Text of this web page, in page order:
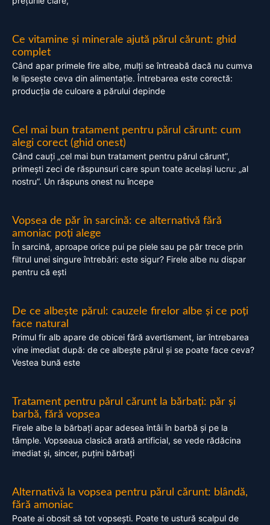
Ce vitamine și minerale ajută părul cărunt: ghid
complet
Când apar primele fire albe, mulți se întreabă dacă nu cumva
le lipsește ceva din alimentație. Întrebarea este corectă:
producția de culoare a părului depinde
Cel mai bun tratament pentru părul cărunt: cum
alegi corect (ghid onest)
Când cauți „cel mai bun tratament pentru părul cărunt”,
primești zeci de răspunsuri care spun toate același lucru: „al
nostru”. Un răspuns onest nu începe
Vopsea de păr în sarcină: ce alternativă fără
amoniac poți alege
În sarcină, aproape orice pui pe piele sau pe păr trece prin
filtrul unei singure întrebări: este sigur? Firele albe nu dispar
pentru că ești
De ce albește părul: cauzele firelor albe și ce poți
face natural
Primul fir alb apare de obicei fără avertisment, iar întrebarea
vine imediat după: de ce albește părul și se poate face ceva?
Vestea bună este
Tratament pentru părul cărunt la bărbați: păr și
barbă, fără vopsea
Firele albe la bărbați apar adesea întâi în barbă și pe la
tâmple. Vopseaua clasică arată artificial, se vede rădăcina
imediat și, sincer, puțini bărbați
Alternativă la vopsea pentru părul cărunt: blândă,
fără amoniac
Poate ai obosit să tot vopsești. Poate te ustură scalpul de